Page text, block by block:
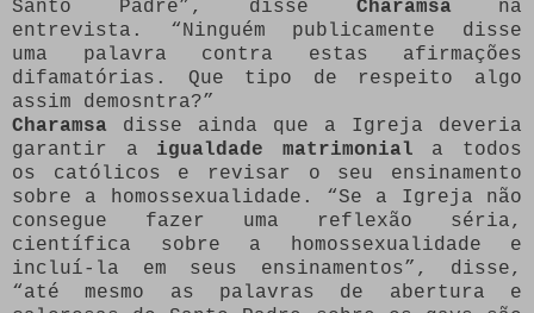
Santo Padre”, disse Charamsa na
entrevista. “Ninguém publicamente disse
uma palavra contra estas afirmações
difamatórias. Que tipo de respeito algo
assim demosntra?”
Charamsa disse ainda que a Igreja deveria
garantir a igualdade matrimonial a todos
os católicos e revisar o seu ensinamento
sobre a homossexualidade. “Se a Igreja não
consegue fazer uma reflexão séria,
científica sobre a homossexualidade e
incluí-la em seus ensinamentos”, disse,
“até mesmo as palavras de abertura e